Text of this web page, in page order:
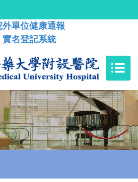
外單位健康通報
實名登記系統